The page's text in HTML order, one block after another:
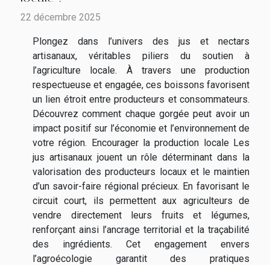
22 décembre 2025
Plongez dans l’univers des jus et nectars
artisanaux, véritables piliers du soutien à
l’agriculture locale. À travers une production
respectueuse et engagée, ces boissons favorisent
un lien étroit entre producteurs et consommateurs.
Découvrez comment chaque gorgée peut avoir un
impact positif sur l’économie et l’environnement de
votre région. Encourager la production locale Les
jus artisanaux jouent un rôle déterminant dans la
valorisation des producteurs locaux et le maintien
d’un savoir-faire régional précieux. En favorisant le
circuit court, ils permettent aux agriculteurs de
vendre directement leurs fruits et légumes,
renforçant ainsi l’ancrage territorial et la traçabilité
des ingrédients. Cet engagement envers
l’agroécologie garantit des pratiques